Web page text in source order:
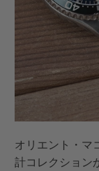
オリエント・マ
計コレクション